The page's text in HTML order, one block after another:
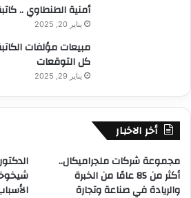
أمنية الطنطاوي ..
يناير 20, 2025
مبيعات مؤلفات
كل التوقعات
يناير 29, 2025
أخر الاخبار
مجموعة شركات ملجراميكال..
أكثر من 85 عامًا من الخبرة
والريادة في صناعة وتجارة